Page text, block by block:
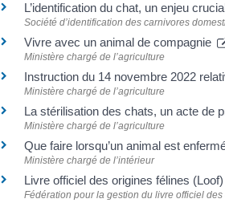
L’identification du chat, un enjeu
Société d’identification des carnivores
Vivre avec un animal de compagnie
Ministère chargé de l’agriculture
Instruction du 14 novembre 2022
Ministère chargé de l’agriculture
La stérilisation des chats, un acte de
Ministère chargé de l’agriculture
Que faire lorsqu’un animal est
Ministère chargé de l’intérieur
Livre officiel des origines félines (Loof)
Fédération pour la gestion du livre officiel